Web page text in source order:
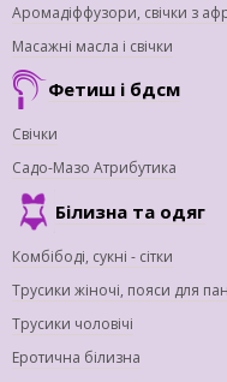
Аромадіффузори, свічки з
Масажні масла і свічки
Фетиш і бдсм
Свічки
Садо-Мазо Атрибутика
Білизна та одяг
Комбібоді, сукні - сітки
Трусики жіночі, пояси для
Трусики чоловічі
Еротична білизна